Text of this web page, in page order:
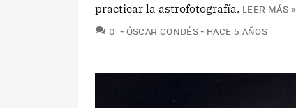
practicar la astrofotografía. LEER MÁS »
0 COMENTARIOS
ÓSCAR CONDÉS HACE 5 AÑOS